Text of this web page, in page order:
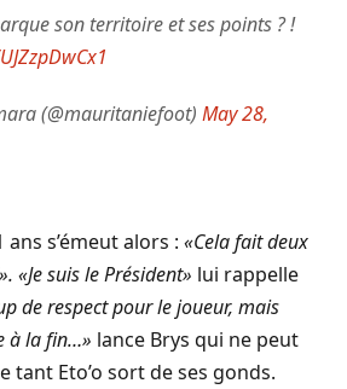
son territoire et ses points ? !
(@mauritaniefoot) May 28,
ans s’émeut alors : «Cela fait deux
». «Je suis le Président» lui rappelle
de respect pour le joueur, mais
à la fin…» lance Brys qui ne peut
tant Eto’o sort de ses gonds.